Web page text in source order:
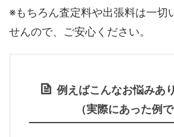
※もちろん査定料や出張料は一切
せんので、ご安心ください。
例えばこんなお悩みあ
（実際にあった例で